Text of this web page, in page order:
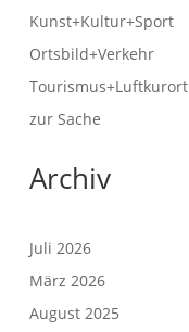
Kunst+Kultur+Sport
Ortsbild+Verkehr
Tourismus+Luftkurort
zur Sache
Archiv
Juli 2026
März 2026
August 2025